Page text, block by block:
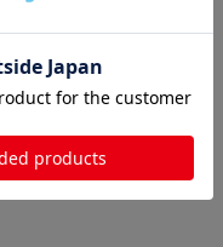
の人気商品との比較